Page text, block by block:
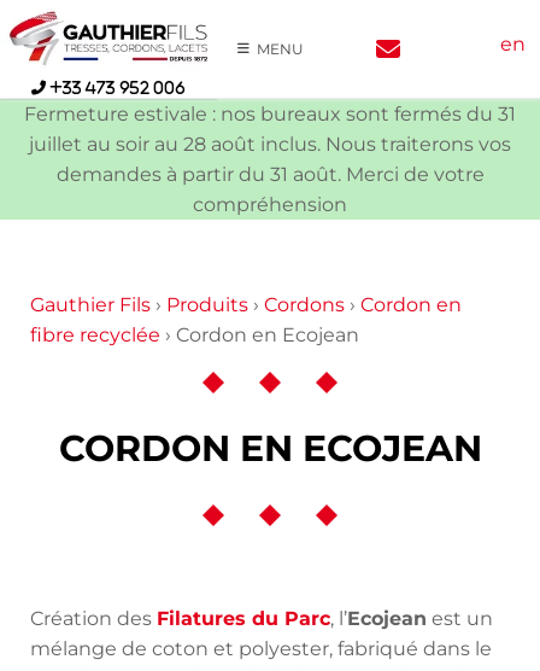
Skip
to
content
+33 473 952 006
MENU en
Fermeture estivale : nos bureaux sont fermés du 31
juillet au soir au 28 août inclus. Nous traiterons vos
demandes à partir du 31 août. Merci de votre
compréhension
Gauthier Fils › Produits › Cordons › Cordon en
fibre recyclée › Cordon en Ecojean
CORDON EN ECOJEAN
Création des Filatures du Parc, l’Ecojean est un
mélange de coton et polyester, fabriqué dans le